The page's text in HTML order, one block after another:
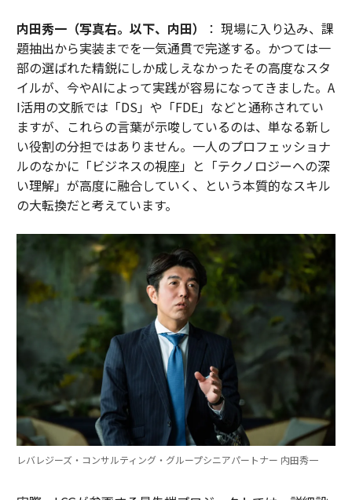
内田秀一（写真右。以下、内田）
： 現場に入り込み、課
題抽出から実装までを一気通貫で完遂する。かつては一
部の選ばれた精鋭にしか成しえなかったその高度なスタ
イルが、今やAIによって実践が容易になってきました。A
I活用の文脈では「DS」や「FDE」などと通称されてい
ますが、これらの言葉が示唆しているのは、単なる新し
い役割の分担ではありません。一人のプロフェッショナ
ルのなかに「ビジネスの視座」と「テクノロジーへの深
い理解」が高度に融合していく、という本質的なスキル
の大転換だと考えています。
レバレジーズ・コンサルティング・グループシニアパートナー 内田秀一